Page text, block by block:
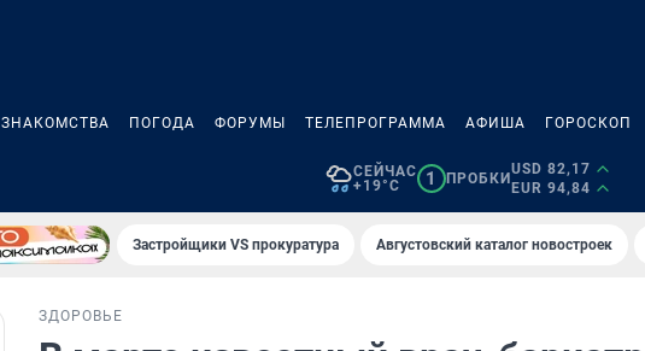
ЗНАКОМСТВА ПОГОДА ФОРУМЫ ТЕЛЕПРОГРАММА АФИША ГОРОСКОП
СЕЙЧАС
+19°C
1 ПРОБКИ
USD 82,17
EUR 94,84
Застройщики VS прокуратура Августовский каталог новостроек
ЗДОРОВЬЕ